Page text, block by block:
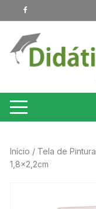
para
conteúdo
Início / Tela de Pintura
1,8×2,2cm